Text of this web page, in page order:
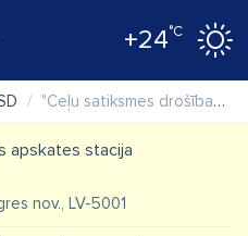
+24°C
"Ceļu satiksmes drošības direkcija (CSDD)" VAS, Aizkraukles klientu apkalpošanas centrs
apskates stacija
nov., LV-5001